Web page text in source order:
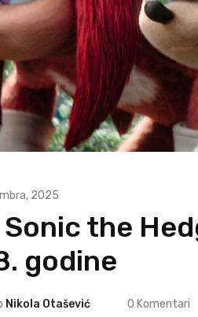
2025
Sonic the
godine
Nikola Otašević 0 Komentari